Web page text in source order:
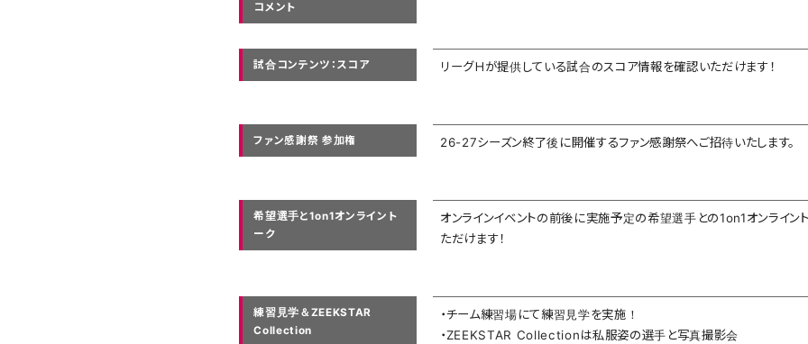
コメント
試合コンテンツ：スコア リーグＨが提供している試合のスコア情報を確認いただけます！
ファン感謝祭 参加権 26-27シーズン終了後に開催するファン感謝祭へご招待いたします。
希望選手と1on1オンライント
ーク
オンラインイベントの前後に実施予定の希望選手との1on1オンライ
ただけます！
練習見学＆ZEEKSTAR
Collection
・チーム練習場にて練習見学を実施！
・ZEEKSTAR Collectionは私服姿の選手と写真撮影会